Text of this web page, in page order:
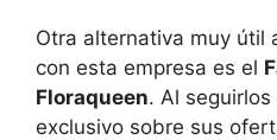
Otra alternativa muy útil
con esta empresa es el
Floraqueen. Al
exclusivo sobre sus